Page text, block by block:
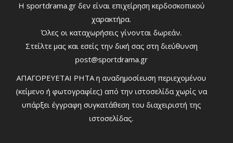
Η sportdrama.gr δεν είναι επιχείρηση κερδοσκοπικού
χαρακτήρα.
Όλες οι καταχωρήσεις γίνονται δωρεάν.
Στείλτε μας και εσείς την δική σας στη διεύθυνση
post@sportdrama.gr
ΑΠΑΓΟΡΕΥΕΤΑΙ ΡΗΤΑ η αναδημοσίευση περιεχομένου
(κείμενο ή φωτογραφίες) από την ιστοσελίδα χωρίς να
υπάρξει έγγραφη συγκατάθεση του διαχειριστή της
ιστοσελίδας.